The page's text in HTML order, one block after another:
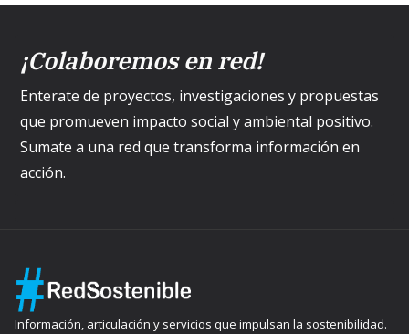
¡Colaboremos en red!
Enterate de proyectos, investigaciones y propuestas
que promueven impacto social y ambiental positivo.
Sumate a una red que transforma información en
acción.
Información, articulación y servicios que impulsan la sostenibilidad.